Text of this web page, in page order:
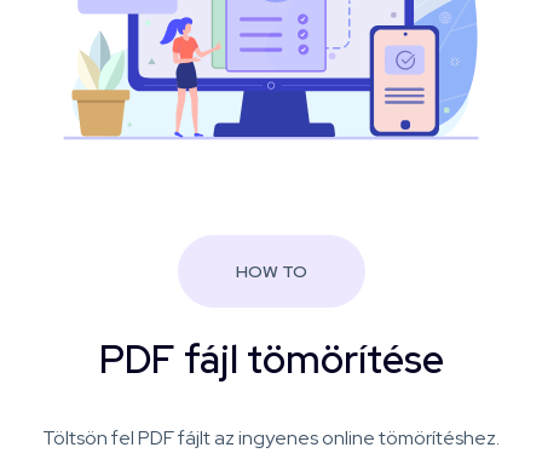
HOW TO
PDF fájl tömörítése
Töltsön fel PDF fájlt az ingyenes online tömörítéshez.